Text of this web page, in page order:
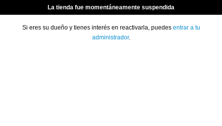
La tienda fue momentáneamente suspendida
Si eres su dueño y tienes interés en reactivarla, puedes entrar a tu
administrador.